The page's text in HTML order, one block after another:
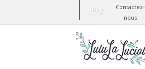
Contactez-
nous
Blog